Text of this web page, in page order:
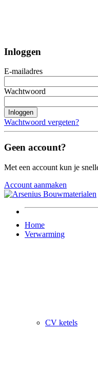
Inloggen
E-mailadres
Wachtwoord
Inloggen
Wachtwoord vergeten?
Geen account?
Met een account kun je
Account aanmaken
Home
Verwarming
CV ketels